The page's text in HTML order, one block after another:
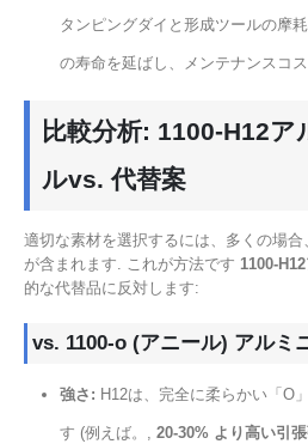
タンピングダイと形成ツールの摩
の寿命を延ばし、メンテナンスコ
比較分析: 1100-H12
ルvs. 代替案
適切な素材を選択するには、多くの場
が含まれます. これが方法です 1100-
的な代替品に反対します:
vs. 1100-o (アニール) アルミ
強さ: H12は、完全に柔らかい「O
す (例えば。, 20-30% より高い引